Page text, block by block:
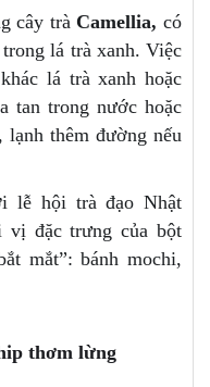
cây trà Camellia,có
lá trà xanh. Việc
lá trà xanh hoặc
tan trong nước hoặc
thêm đường nếu
lễ hội trà đạo Nhật
đặc trưng của bột
mắt”: bánh mochi,
thơm lừng